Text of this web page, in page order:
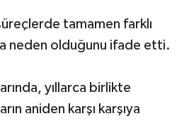
tamamen farklı
neden olduğunu ifade etti.
yıllarca birlikte
aniden karşı karşıya